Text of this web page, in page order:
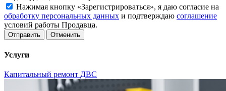
Нажимая кнопку «Зарегистрироваться», я даю согласие на
обработку персональных данных и подтверждаю соглашение
условий работы Продавца.
Отменить
Услуги
Капитальный ремонт ДВС